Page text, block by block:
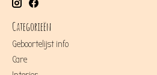
Categorieën
Geboortelijst info
Care